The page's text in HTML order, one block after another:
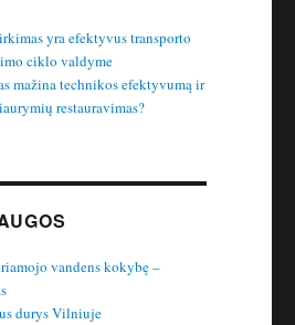
yra efektyvus transporto
ciklo valdyme
mažina technikos efektyvumą ir
restauravimas?
vandens kokybę –
durys Vilniuje